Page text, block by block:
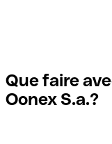
Que faire
Oonex S.a.?